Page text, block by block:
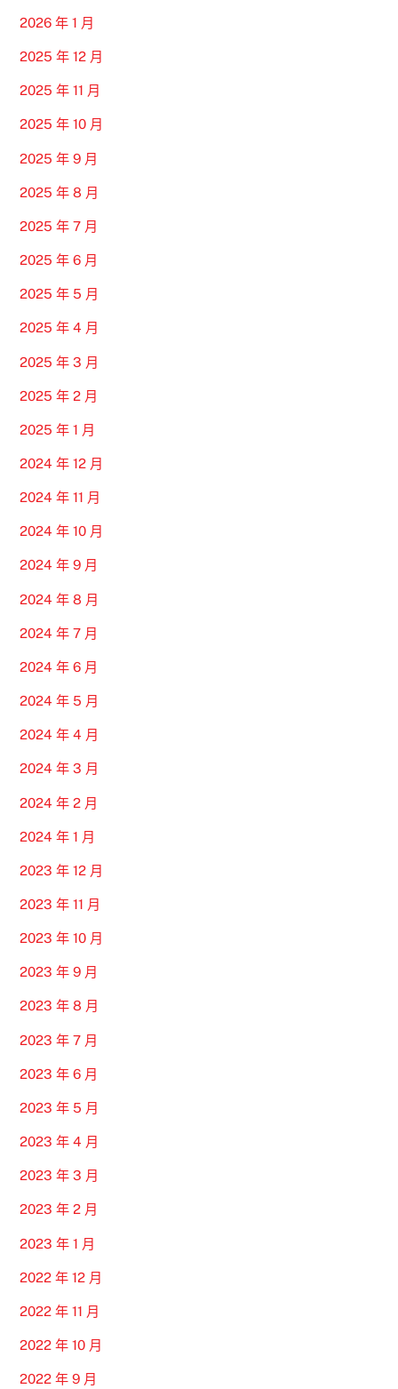
2026 年 1 月
2025 年 12 月
2025 年 11 月
2025 年 10 月
2025 年 9 月
2025 年 8 月
2025 年 7 月
2025 年 6 月
2025 年 5 月
2025 年 4 月
2025 年 3 月
2025 年 2 月
2025 年 1 月
2024 年 12 月
2024 年 11 月
2024 年 10 月
2024 年 9 月
2024 年 8 月
2024 年 7 月
2024 年 6 月
2024 年 5 月
2024 年 4 月
2024 年 3 月
2024 年 2 月
2024 年 1 月
2023 年 12 月
2023 年 11 月
2023 年 10 月
2023 年 9 月
2023 年 8 月
2023 年 7 月
2023 年 6 月
2023 年 5 月
2023 年 4 月
2023 年 3 月
2023 年 2 月
2023 年 1 月
2022 年 12 月
2022 年 11 月
2022 年 10 月
2022 年 9 月